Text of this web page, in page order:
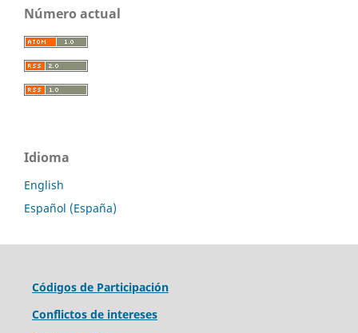
Número actual
Idioma
English
Español (España)
Códigos de Participación
Conflictos de intereses